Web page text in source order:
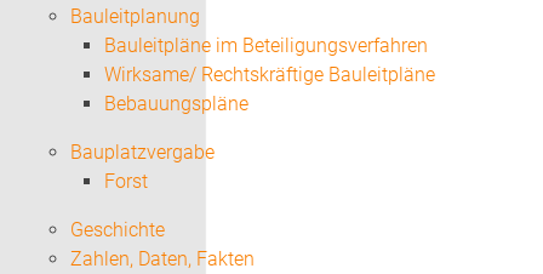
Bauleitplanung
Bauleitpläne im Beteiligungsverfahren
Wirksame/ Rechtskräftige Bauleitpläne
Bebauungspläne
Bauplatzvergabe
Forst
Geschichte
Zahlen, Daten, Fakten